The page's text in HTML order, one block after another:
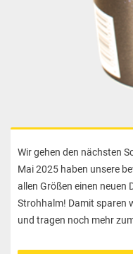
Wir gehen den nächsten
Mai 2025 haben unsere
allen Größen einen neuen
Strohhalm! Damit sparen
und tragen noch mehr